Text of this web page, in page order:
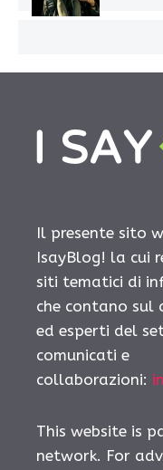
Il presente sito
IsayBlog! la cui
siti tematici di
che contano
ed esperti del
comunicati e
collaborazioni:
This website is
network. For